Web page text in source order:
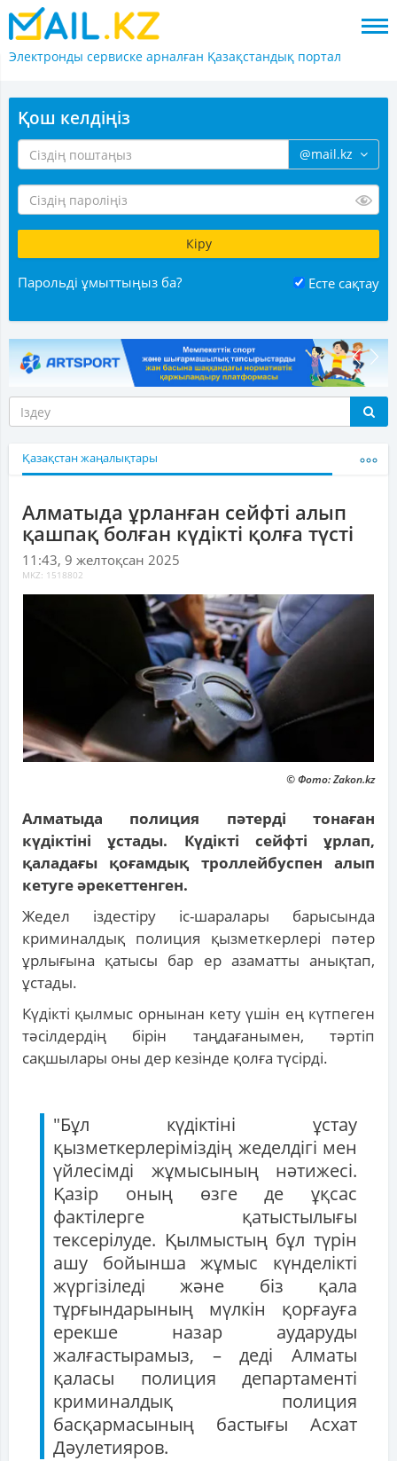
Электронды сервиске арналған Қазақстандық портал
Қош келдіңіз
@mail.kz
Парольді ұмыттыңыз ба? Есте сақтау
Қазақстан жаңалықтары
Алматыда ұрланған сейфті алып
қашпақ болған күдікті қолға түсті
11:43, 9 желтоқсан 2025
MKZ: 1518802
© Фото: Zakon.kz
Алматыда полиция пәтерді тонаған
күдіктіні ұстады. Күдікті сейфті ұрлап,
қаладағы қоғамдық троллейбуспен алып
кетуге әрекеттенген.
Жедел іздестіру іс-шаралары барысында
криминалдық полиция қызметкерлері пәтер
ұрлығына қатысы бар ер азаматты анықтап,
ұстады.
Күдікті қылмыс орнынан кету үшін ең күтпеген
тәсілдердің бірін таңдағанымен, тәртіп
сақшылары оны дер кезінде қолға түсірді.
"Бұл күдіктіні ұстау
қызметкерлеріміздің жеделдігі мен
үйлесімді жұмысының нәтижесі.
Қазір оның өзге де ұқсас
фактілерге қатыстылығы
тексерілуде. Қылмыстың бұл түрін
ашу бойынша жұмыс күнделікті
жүргізіледі және біз қала
тұрғындарының мүлкін қорғауға
ерекше назар аударуды
жалғастырамыз, – деді Алматы
қаласы полиция департаменті
криминалдық полиция
басқармасының бастығы Асхат
Дәулетияров.